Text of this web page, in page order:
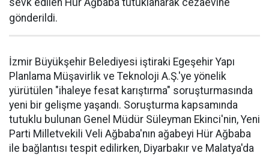
sevk edilen Hür Ağbaba tutuklanarak cezaevine
gönderildi.
İzmir Büyükşehir Belediyesi iştiraki Egeşehir Yapı
Planlama Müşavirlik ve Teknoloji A.Ş.'ye yönelik
yürütülen "ihaleye fesat karıştırma" soruşturmasında
yeni bir gelişme yaşandı. Soruşturma kapsamında
tutuklu bulunan Genel Müdür Süleyman Ekinci'nin, Yeni
Parti Milletvekili Veli Ağbaba'nın ağabeyi Hür Ağbaba
ile bağlantısı tespit edilirken, Diyarbakır ve Malatya'da